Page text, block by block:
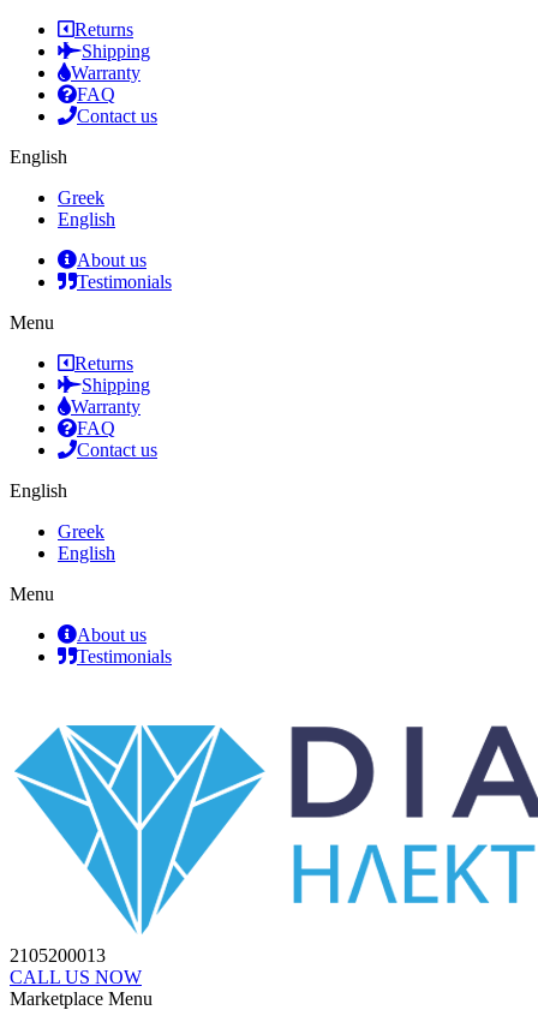
Returns
Shipping
Warranty
FAQ
Contact us
English
Greek
English
About us
Testimonials
Menu
Returns
Shipping
Warranty
FAQ
Contact us
English
Greek
English
Menu
About us
Testimonials
2105200013
CALL US NOW
Marketplace Menu